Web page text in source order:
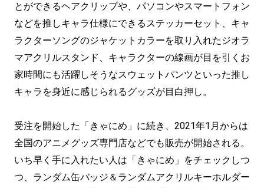
とができるヘアクリップや、パソコンやスマートフォン
などを推しキャラ仕様にできるステッカーセット、キャ
ラクターソングのジャケットカラーを取り入れたジオラ
マアクリルスタンド、キャラクターの線画が目を引くお
家時間にも活躍しそうなスウェットパンツといった推し
キャラを身近に感じられるグッズが目白押し。
受注を開始した「きゃにめ」に続き、2021年1月からは
全国のアニメグッズ専門店などでも販売が開始される。
いち早く手に入れたい人は「きゃにめ」をチェックしつ
つ、ランダム缶バッジ＆ランダムアクリルキーホルダー